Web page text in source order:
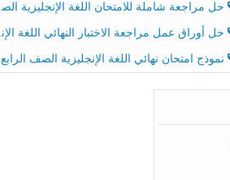
حل مراجعة شاملة للامتحان اللغة الإنجليزية الصف الخامس الفصل الثالث
حل أوراق عمل مراجعة الاختبار النهائي اللغة الإنجليزية الصف الرابع الفصل الثالث
نموذج امتحان نهائي اللغة الإنجليزية الصف الرابع الفصل الثالث